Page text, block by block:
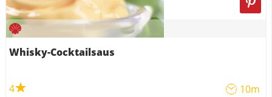
Whisky-Cocktailsaus
4 10m